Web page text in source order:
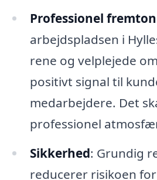
Professionel
arbejdspladsen i
rene og velplejede
positivt signal til
medarbejdere. Det
professionel
Sikkerhed: Grundig
reducerer risikoen